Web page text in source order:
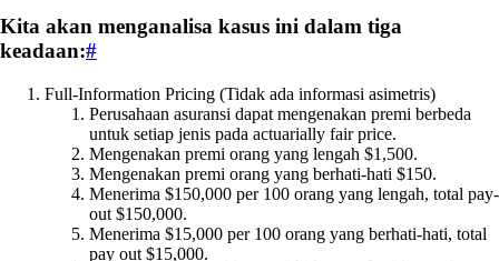
Kita akan menganalisa kasus ini dalam tiga
keadaan:#
Full-Information Pricing (Tidak ada informasi asimetris)
Perusahaan asuransi dapat mengenakan premi berbeda
untuk setiap jenis pada actuarially fair price.
Mengenakan premi orang yang lengah $1,500.
Mengenakan premi orang yang berhati-hati $150.
Menerima $150,000 per 100 orang yang lengah, total pay-
out $150,000.
Menerima $15,000 per 100 orang yang berhati-hati, total
pay out $15,000.